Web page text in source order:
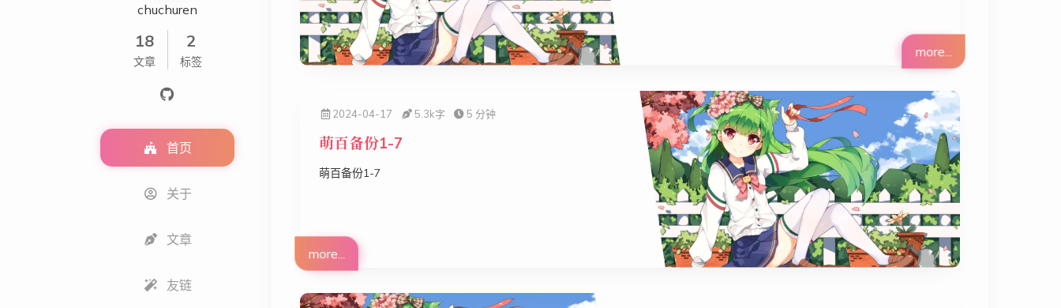
more...
2024-04-17 5.3k字 5 分钟
萌百备份1-7
萌百备份1-7
more...
chuchuren
18
文章
2
标签
首页
关于
文章
友链